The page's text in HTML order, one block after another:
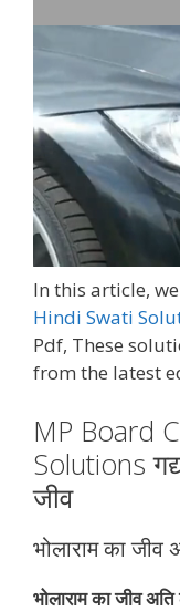
In this article,
Hindi Swati
Pdf, These
from the latest
MP Board
Solutions
जीव
भोलाराम का जीव
भोलाराम का जीव